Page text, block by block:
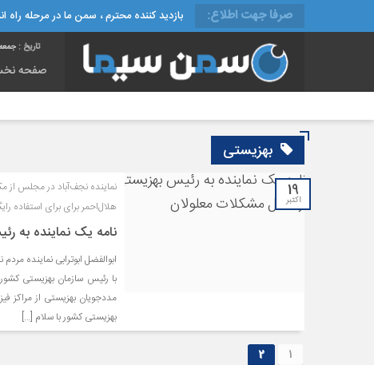
صرفا جهت اطلاع: بازدید کننده محترم ، سمن ما در مرحله راه
تاریخ : جمعه, ۱۶ مرداد ,
صفحه
بهزیستی
19
اکتبر
نماینده نجف‌آباد در مجلس از
هلال‌احمر برای برای استفاده
نامه یک نماینده به
ابوالفضل ابوترابی نماینده
با رئیس سازمان بهزیستی کشور
مددجویان بهزیستی از مراکز
بهزیستی کشور با سلام […]
1
2